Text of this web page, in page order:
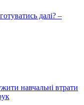
далі? –
навчальні втрати